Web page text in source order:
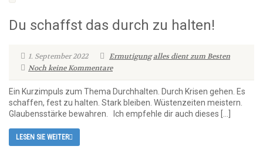
Du schaffst das durch zu halten!
1. September 2022 Ermutigung alles dient zum Besten
Noch keine Kommentare
Ein Kurzimpuls zum Thema Durchhalten. Durch Krisen gehen. Es
schaffen, fest zu halten. Stark bleiben. Wüstenzeiten meistern.
Glaubensstärke bewahren. Ich empfehle dir auch dieses […]
LESEN SIE WEITER